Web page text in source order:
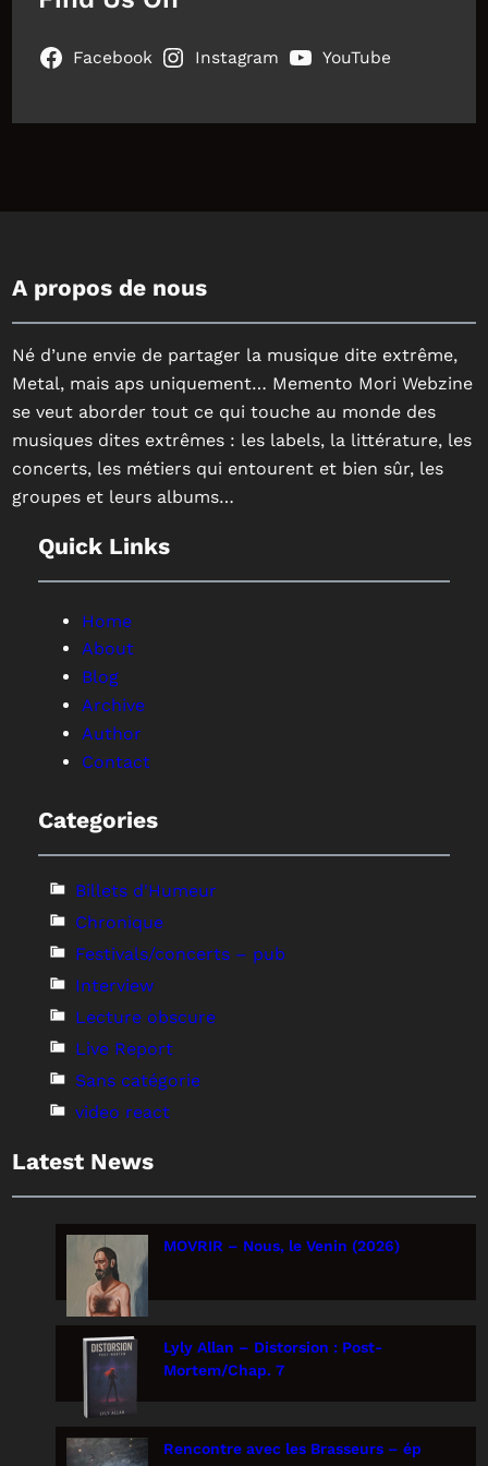
Facebook Instagram YouTube
A propos de nous
Né d’une envie de partager la musique dite extrême,
Metal, mais aps uniquement… Memento Mori Webzine
se veut aborder tout ce qui touche au monde des
musiques dites extrêmes : les labels, la littérature, les
concerts, les métiers qui entourent et bien sûr, les
groupes et leurs albums…
Quick Links
Home
About
Blog
Archive
Author
Contact
Categories
Billets d'Humeur
Chronique
Festivals/concerts – pub
Interview
Lecture obscure
Live Report
Sans catégorie
video react
Latest News
MOVRIR – Nous, le Venin (2026)
Lyly Allan – Distorsion : Post-
Mortem/Chap. 7
Rencontre avec les Brasseurs – ép